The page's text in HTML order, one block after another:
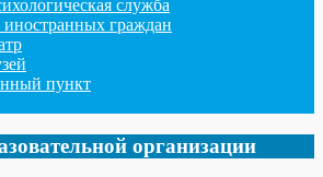
служба
иностранных граждан
пункт
организации